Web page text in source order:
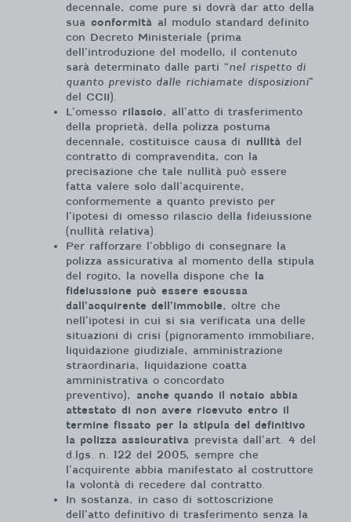
decennale, come pure si dovrà dar atto della
sua conformità al modulo standard definito
con Decreto Ministeriale (prima
dell’introduzione del modello, il contenuto
sarà determinato dalle parti “nel rispetto di
quanto previsto dalle richiamate disposizioni”
del CCII).
L’omesso rilascio, all’atto di trasferimento
della proprietà, della polizza postuma
decennale, costituisce causa di nullità del
contratto di compravendita, con la
precisazione che tale nullità può essere
fatta valere solo dall’acquirente,
conformemente a quanto previsto per
l’ipotesi di omesso rilascio della fideiussione
(nullità relativa).
Per rafforzare l’obbligo di consegnare la
polizza assicurativa al momento della stipula
del rogito, la novella dispone che la
fideiussione può essere escussa
dall’acquirente dell’immobile, oltre che
nell’ipotesi in cui si sia verificata una delle
situazioni di crisi (pignoramento immobiliare,
liquidazione giudiziale, amministrazione
straordinaria, liquidazione coatta
amministrativa o concordato
preventivo), anche quando il notaio abbia
attestato di non avere ricevuto entro il
termine fissato per la stipula del definitivo
la polizza assicurativa prevista dall’art. 4 del
d.lgs. n. 122 del 2005, sempre che
l’acquirente abbia manifestato al costruttore
la volontà di recedere dal contratto.
In sostanza, in caso di sottoscrizione
dell’atto definitivo di trasferimento senza la